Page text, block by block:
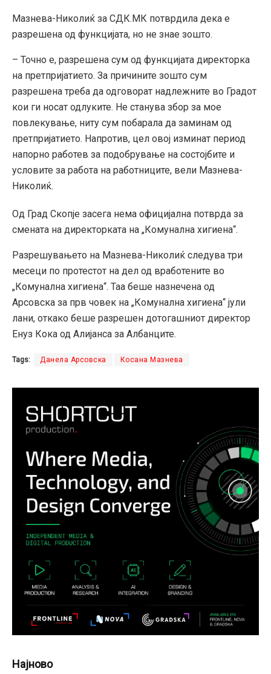
Мазнева-Николиќ за СДК.МК потврдила дека е
разрешена од функцијата, но не знае зошто.
– Точно е, разрешена сум од функцијата директорка
на претпријатието. За причините зошто сум
разрешена треба да одговорат надлежните во Градот
кои ги носат одлуките. Не станува збор за мое
повлекување, ниту сум побарала да заминам од
претпријатието. Напротив, цел овој изминат период
напорно работев за подобрување на состојбите и
условите за работа на работниците, вели Мазнева-
Николиќ.
Од Град Скопје засега нема официјална потврда за
смената на директорката на „Комунална хигиена“.
Разрешувањето на Мазнева-Николиќ следува три
месеци по протестот на дел од вработените во
„Комунална хигиена“. Таа беше назнечена од
Арсовска за прв човек на „Комунална хигиена“ јули
лани, откако беше разрешен дотогашниот директор
Енуз Кока од Алијанса за Албанците.
Tags: Данела Арсовска Косана Мазнева
Најново